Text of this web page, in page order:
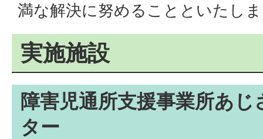
満な解決に努めることといたし
実施施設
障害児通所支援事業所あ
ター